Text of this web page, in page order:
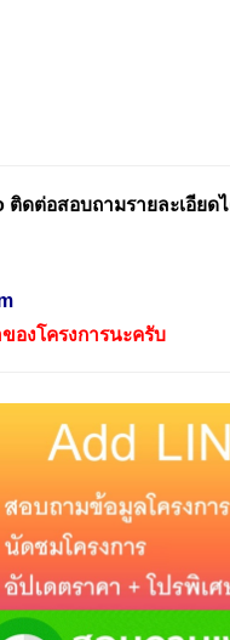
ดต่อสอบถามรายละเอียด
องโครงการนะครับ